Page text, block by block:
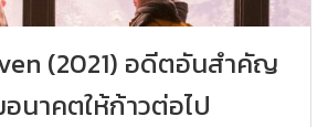
(2021) อดีตอันสำคัญ
นาคตให้ก้าวต่อไป